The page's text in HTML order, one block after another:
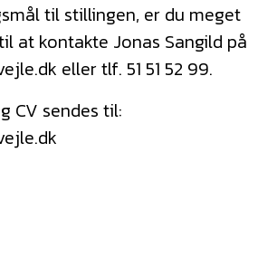
til stillingen, er du meget
at kontakte Jonas Sangild på
eller tlf. 51 51 52 99.
CV sendes til: